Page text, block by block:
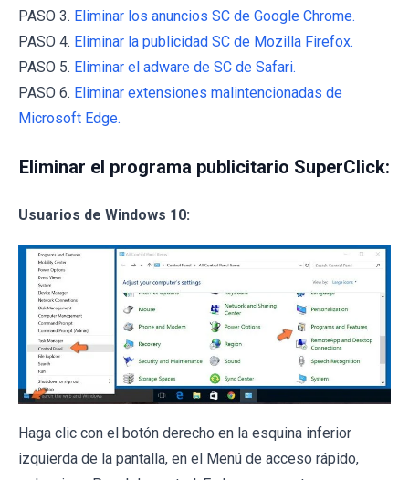
PASO 3. Eliminar los anuncios SC de Google Chrome.
PASO 4. Eliminar la publicidad SC de Mozilla Firefox.
PASO 5. Eliminar el adware de SC de Safari.
PASO 6. Eliminar extensiones malintencionadas de
Microsoft Edge.
Eliminar el programa publicitario SuperClick:
Usuarios de Windows 10:
Haga clic con el botón derecho en la esquina inferior
izquierda de la pantalla, en el Menú de acceso rápido,